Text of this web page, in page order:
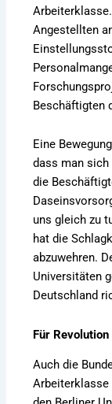
Angestellten
Beschäftigten
Eine
dass man sich
die
uns gleich zu
hat die
abzuwehren.
Universitäten
Deutschland
Für Revolution
Auch die
Arbeiterklasse